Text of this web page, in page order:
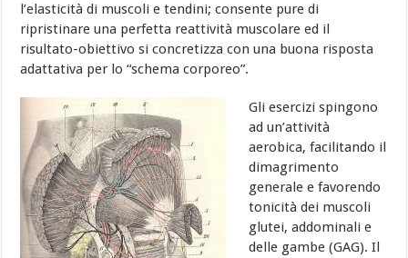
l’elasticità di muscoli e tendini; consente pure di
ripristinare una perfetta reattività muscolare ed il
risultato-obiettivo si concretizza con una buona risposta
adattativa per lo “schema corporeo”.
Gli esercizi spingono
ad un’attività
aerobica, facilitando il
dimagrimento
generale e favorendo
tonicità dei muscoli
glutei, addominali e
delle gambe (GAG). Il